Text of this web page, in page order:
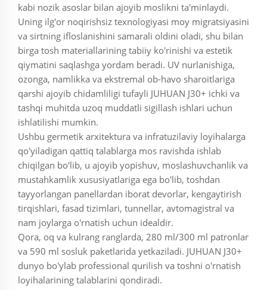
kabi nozik asoslar bilan ajoyib moslikni ta'minlaydi.
Uning ilg'or noqirishsiz texnologiyasi moy migratsiyasini
va sirtning ifloslanishini samarali oldini oladi, shu bilan
birga tosh materiallarining tabiiy ko'rinishi va estetik
qiymatini saqlashga yordam beradi. UV nurlanishiga,
ozonga, namlikka va ekstremal ob-havo sharoitlariga
qarshi ajoyib chidamliligi tufayli JUHUAN J30+ ichki va
tashqi muhitda uzoq muddatli sigillash ishlari uchun
ishlatilishi mumkin.
Ushbu germetik arxitektura va infratuzilaviy loyihalarga
qo'yiladigan qattiq talablarga mos ravishda ishlab
chiqilgan bo'lib, u ajoyib yopishuv, moslashuvchanlik va
mustahkamlik xususiyatlariga ega bo'lib, toshdan
tayyorlangan panellardan iborat devorlar, kengaytirish
tirqishlari, fasad tizimlari, tunnellar, avtomagistral va
nam joylarga o'rnatish uchun idealdir.
Qora, oq va kulrang ranglarda, 280 ml/300 ml patronlar
va 590 ml sosluk paketlarida yetkaziladi. JUHUAN J30+
dunyo bo'ylab professional qurilish va toshni o'rnatish
loyihalarining talablarini qondiradi.